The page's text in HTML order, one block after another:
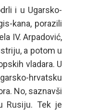
i u Ugarsko-
kana, porazili
IV. Arpadović,
a potom u
vladara. U
hrvatsku
No, saznavši
Rusiju. Tek je